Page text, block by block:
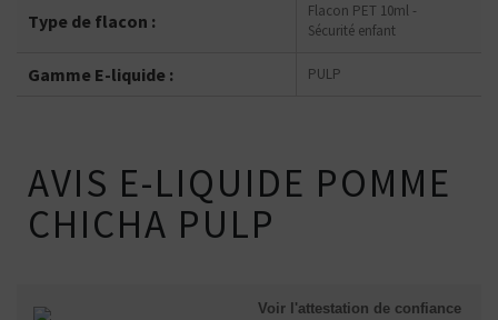
Type de flacon :
Flacon PET 10ml -
Sécurité enfant
Gamme E-liquide : PULP
AVIS E-LIQUIDE POMME
CHICHA PULP
Voir l'attestation de confiance